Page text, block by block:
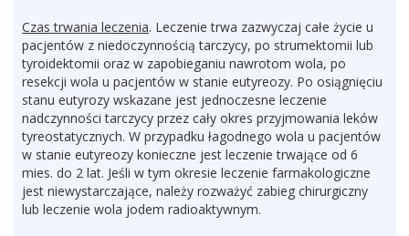
Czas trwania leczenia. Leczenie trwa zazwyczaj całe życie u
pacjentów z niedoczynnością tarczycy, po strumektomii lub
tyroidektomii oraz w zapobieganiu nawrotom wola, po
resekcji wola u pacjentów w stanie eutyreozy. Po osiągnięciu
stanu eutyrozy wskazane jest jednoczesne leczenie
nadczynności tarczycy przez cały okres przyjmowania leków
tyreostatycznych. W przypadku łagodnego wola u pacjentów
w stanie eutyreozy konieczne jest leczenie trwające od 6
mies. do 2 lat. Jeśli w tym okresie leczenie farmakologiczne
jest niewystarczające, należy rozważyć zabieg chirurgiczny
lub leczenie wola jodem radioaktywnym.